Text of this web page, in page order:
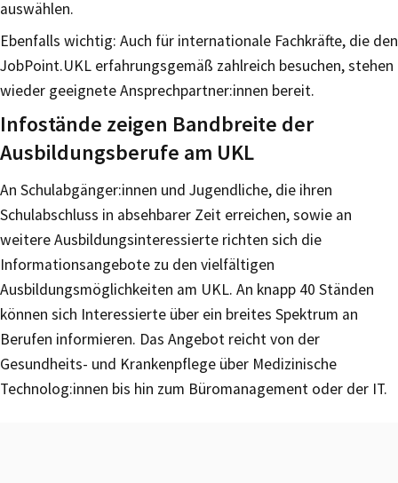
auswählen.
Ebenfalls wichtig: Auch für internationale Fachkräfte, die den
JobPoint.UKL erfahrungsgemäß zahlreich besuchen, stehen
wieder geeignete Ansprechpartner:innen bereit.
Infostände zeigen Bandbreite der
Ausbildungsberufe am UKL
An Schulabgänger:innen und Jugendliche, die ihren
Schulabschluss in absehbarer Zeit erreichen, sowie an
weitere Ausbildungsinteressierte richten sich die
Informationsangebote zu den vielfältigen
Ausbildungsmöglichkeiten am UKL. An knapp 40 Ständen
können sich Interessierte über ein breites Spektrum an
Berufen informieren. Das Angebot reicht von der
Gesundheits- und Krankenpflege über Medizinische
Technolog:innen bis hin zum Büromanagement oder der IT.